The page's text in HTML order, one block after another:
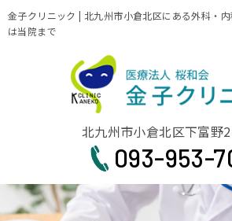
金子クリニック | 北九州市小倉北区にある外科・
は当院まで
北九州市小倉北区下富野
093-953-